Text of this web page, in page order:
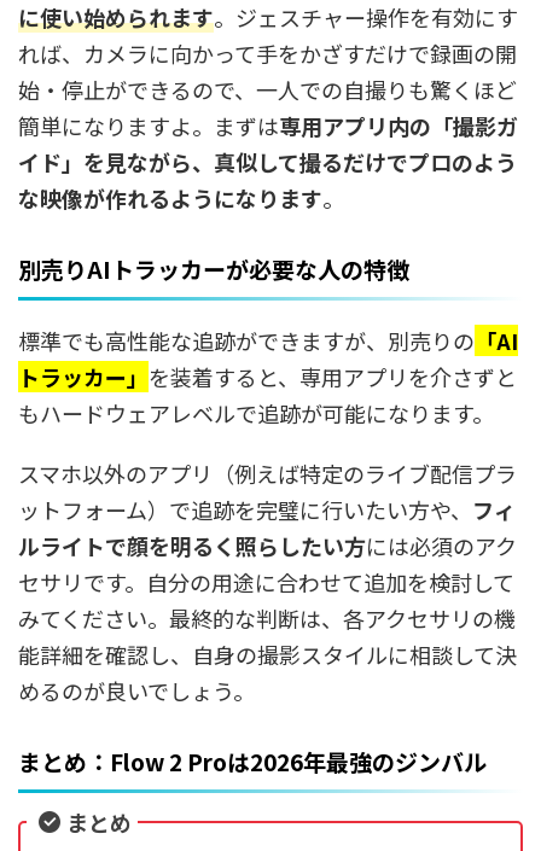
に使い始められます。ジェスチャー操作を有効にす
れば、カメラに向かって手をかざすだけで録画の開
始・停止ができるので、一人での自撮りも驚くほど
簡単になりますよ。まずは専用アプリ内の「撮影ガ
イド」を見ながら、真似して撮るだけでプロのよう
な映像が作れるようになります。
別売りAIトラッカーが必要な人の特徴
標準でも高性能な追跡ができますが、別売りの 「AI
トラッカー」 を装着すると、専用アプリを介さずと
もハードウェアレベルで追跡が可能になります。
スマホ以外のアプリ（例えば特定のライブ配信プラ
ットフォーム）で追跡を完璧に行いたい方や、 フィ
ルライトで顔を明るく照らしたい方には必須のアク
セサリです。自分の用途に合わせて追加を検討して
みてください。最終的な判断は、各アクセサリの機
能詳細を確認し、自身の撮影スタイルに相談して決
めるのが良いでしょう。
まとめ：Flow 2 Proは2026年最強のジンバル
まとめ